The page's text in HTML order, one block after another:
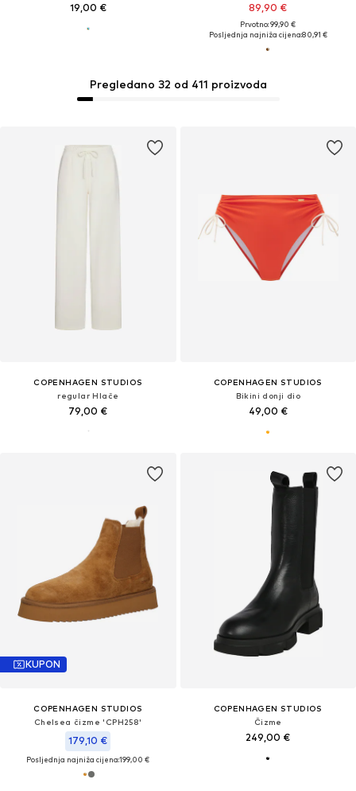
Pregledano 32 od 411 proizvoda
19,00 € 89,90 €
Prvotno: 99,90 €
Posljednja najniža cijena:80,91 €
COPENHAGEN STUDIOS
regular Hlače
79,00 €
COPENHAGEN STUDIOS
Bikini donji dio
49,00 €
KUPON
COPENHAGEN STUDIOS
Chelsea čizme 'CPH258'
179,10 €
Posljednja najniža cijena:199,00 €
COPENHAGEN STUDIOS
Čizme
249,00 €